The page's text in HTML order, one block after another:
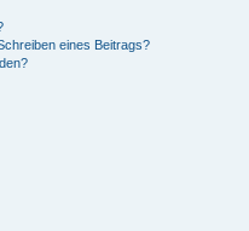
eines Beitrags?